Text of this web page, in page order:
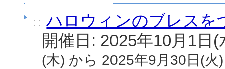
ハロウィンのブレスを
(木) から 2025年9月30日(火